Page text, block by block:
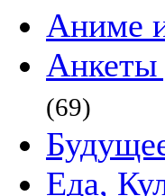
Аниме
Анкеты
(69)
Еда,